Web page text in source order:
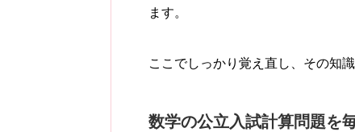
ます。
ここでしっかり覚え直し、その知
数学の公立入試計算問題を